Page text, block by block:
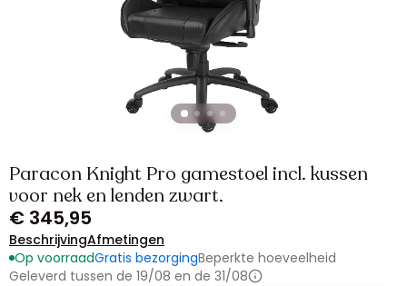
Paracon Knight Pro gamestoel incl. kussen
voor nek en lenden zwart.
€ 345,95
BeschrijvingAfmetingen
Op voorraadGratis bezorgingBeperkte hoeveelheid
Geleverd tussen de 19/08 en de 31/08